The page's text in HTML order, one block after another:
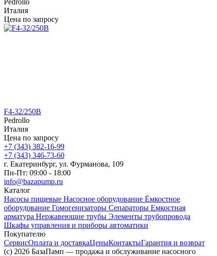
Италия
Цена по запросу
F4-32/250B
Pedrollo
Италия
Цена по запросу
+7 (343) 382-16-99
+7 (343) 346-73-‬60
г. Екатеринбург, ул. Фурманова, 109
Пн-Пт: 09:00 - 18:00
info@bazapump.ru
Каталог
Насосы пищевые Насосное оборудование Ёмкостное
оборудование Гомогенизаторы Сепараторы Емкостная
арматура Нержавеющие трубы Элементы трубопровода
Шкафы управления и приборы автоматики
Покупателю
СервисОплата и доставкаЦеныКонтактыГарантия и возврат
(c) 2026 БазаПамп — продажа и обслуживание насосного